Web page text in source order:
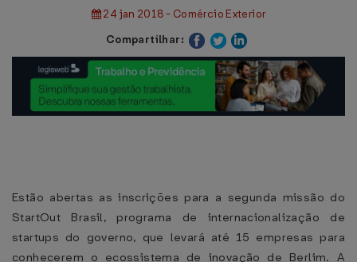
24 jan 2018 - Comércio Exterior
Compartilhar:
Estão abertas as inscrições para a segunda missão do
StartOut Brasil, programa de internacionalização de
startups do governo, que levará até 15 empresas para
conhecerem o ecossistema de inovação de Berlim. A